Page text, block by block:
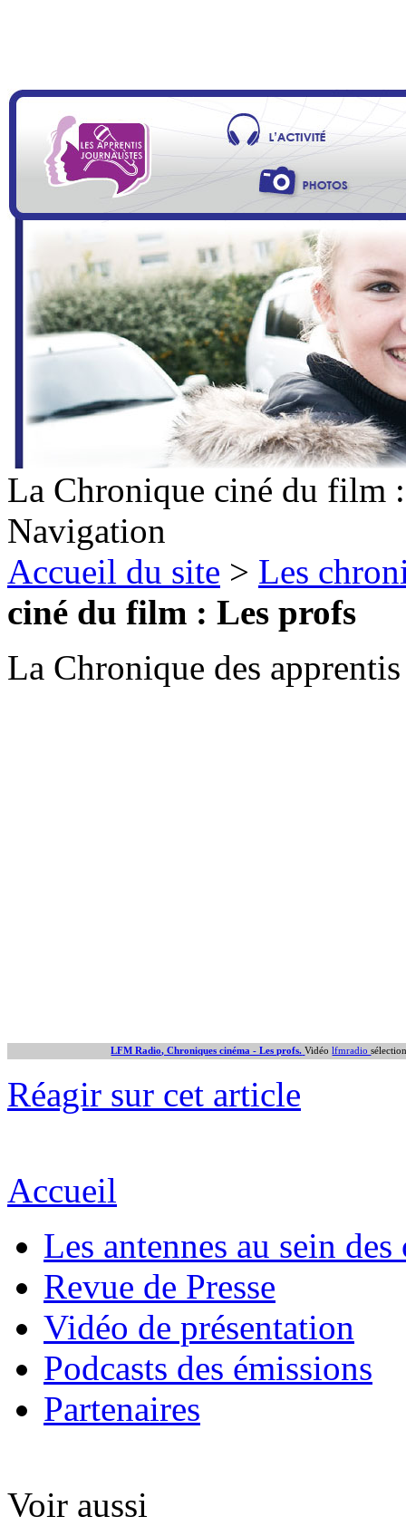
La Chronique ciné du film
Navigation
Accueil du site > Les
ciné du film : Les profs
La Chronique des
LFM Radio, Chroniques cinéma - Les profs. Vidéolfmradio
Réagir sur cet article
Accueil
Les antennes au sein des
Revue de Presse
Vidéo de présentation
Podcasts des émissions
Partenaires
Voir aussi